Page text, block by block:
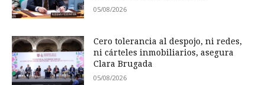
05/08/2026
Cero tolerancia al despojo, ni redes,
ni cárteles inmobiliarios, asegura
Clara Brugada
05/08/2026